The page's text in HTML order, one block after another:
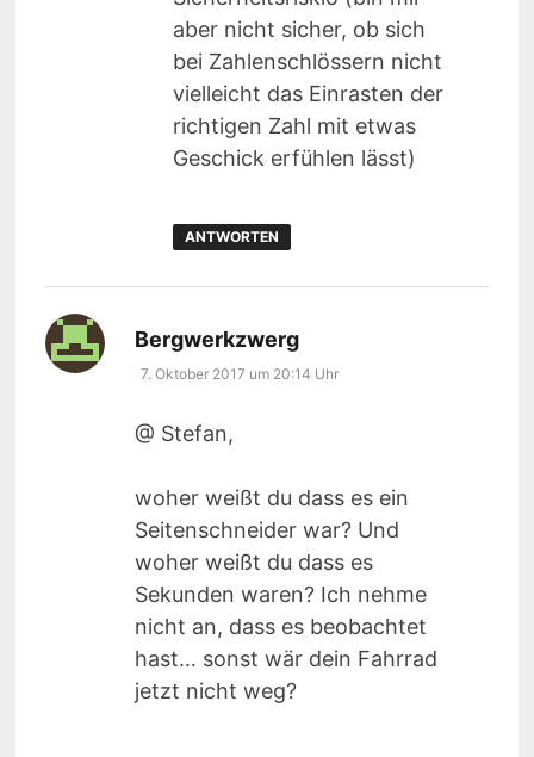
aber nicht sicher, ob sich
bei Zahlenschlössern nicht
vielleicht das Einrasten der
richtigen Zahl mit etwas
Geschick erfühlen lässt)
ANTWORTEN
Bergwerkzwergsagt:
7. Oktober 2017 um 20:14 Uhr
@ Stefan,
woher weißt du dass es ein
Seitenschneider war? Und
woher weißt du dass es
Sekunden waren? Ich nehme
nicht an, dass es beobachtet
hast… sonst wär dein Fahrrad
jetzt nicht weg?